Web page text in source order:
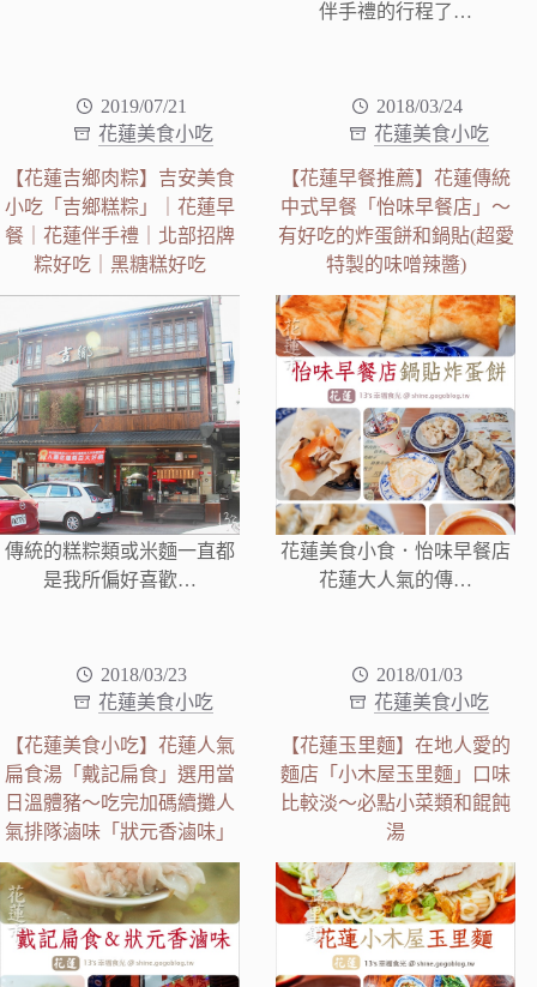
伴手禮的行程了…
2019/07/21
花蓮美食小吃
【花蓮吉鄉肉粽】吉安美食
小吃「吉鄉糕粽」｜花蓮早
餐｜花蓮伴手禮｜北部招牌
粽好吃｜黑糖糕好吃
傳統的糕粽類或米麵一直都
是我所偏好喜歡…
2018/03/24
花蓮美食小吃
【花蓮早餐推薦】花蓮傳統
中式早餐「怡味早餐店」～
有好吃的炸蛋餅和鍋貼(超愛
特製的味噌辣醬)
花蓮美食小食．怡味早餐店
花蓮大人氣的傳…
2018/03/23
花蓮美食小吃
【花蓮美食小吃】花蓮人氣
扁食湯「戴記扁食」選用當
日溫體豬～吃完加碼續攤人
氣排隊滷味「狀元香滷味」
2018/01/03
花蓮美食小吃
【花蓮玉里麵】在地人愛的
麵店「小木屋玉里麵」口味
比較淡～必點小菜類和餛飩
湯